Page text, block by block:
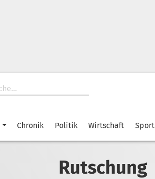
Chronik Politik Wirtschaft Sport
Rutschung